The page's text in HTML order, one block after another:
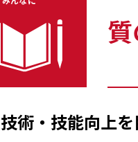
技術・技能向上